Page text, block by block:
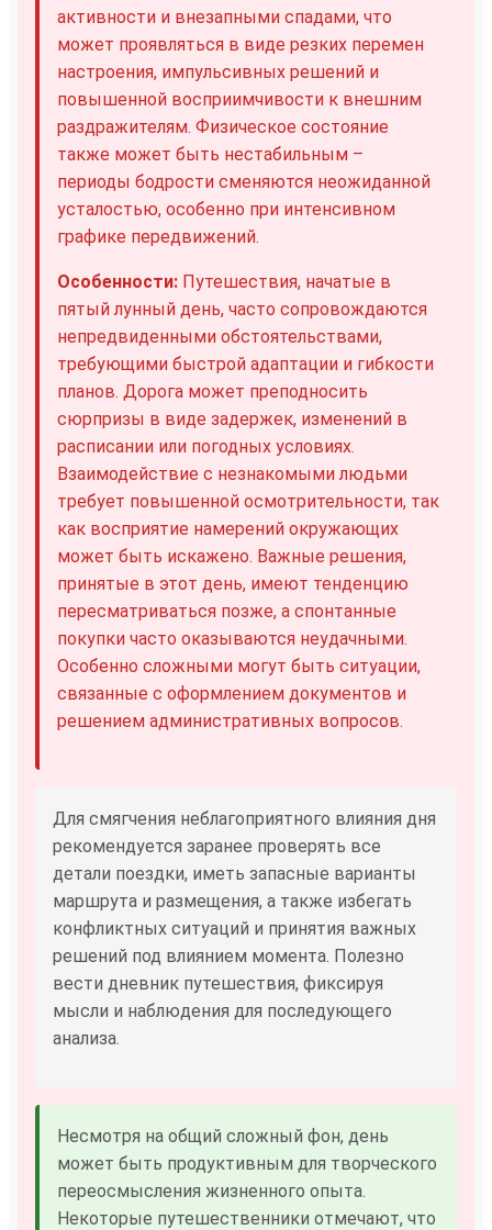
активности и внезапными спадами, что
может проявляться в виде резких перемен
настроения, импульсивных решений и
повышенной восприимчивости к внешним
раздражителям. Физическое состояние
также может быть нестабильным –
периоды бодрости сменяются неожиданной
усталостью, особенно при интенсивном
графике передвижений.
Особенности: Путешествия, начатые в
пятый лунный день, часто сопровождаются
непредвиденными обстоятельствами,
требующими быстрой адаптации и гибкости
планов. Дорога может преподносить
сюрпризы в виде задержек, изменений в
расписании или погодных условиях.
Взаимодействие с незнакомыми людьми
требует повышенной осмотрительности, так
как восприятие намерений окружающих
может быть искажено. Важные решения,
принятые в этот день, имеют тенденцию
пересматриваться позже, а спонтанные
покупки часто оказываются неудачными.
Особенно сложными могут быть ситуации,
связанные с оформлением документов и
решением административных вопросов.
Для смягчения неблагоприятного влияния дня
рекомендуется заранее проверять все
детали поездки, иметь запасные варианты
маршрута и размещения, а также избегать
конфликтных ситуаций и принятия важных
решений под влиянием момента. Полезно
вести дневник путешествия, фиксируя
мысли и наблюдения для последующего
анализа.
Несмотря на общий сложный фон, день
может быть продуктивным для творческого
переосмысления жизненного опыта.
Некоторые путешественники отмечают, что